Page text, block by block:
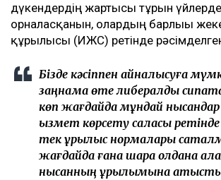
дүкендердің жартысы тұрғын үйлерде
орналасқанын, олардың барлығы
құрылысы (ИЖС) ретінде
Бізде кәсіппен айналысуға
заңнама өте либералды
көп жағдайда мұндай
қызмет көрсету саласы ретінде
тек құрылыс нормалары
жағдайда ғана шара қолдана
нысанның құрылымына